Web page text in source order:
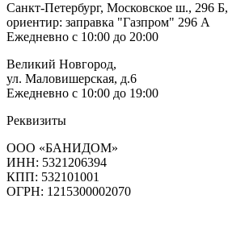
Санкт-Петербург, Московское ш., 296 Б,
ориентир: заправка "Газпром" 296 А
Ежедневно с 10:00 до 20:00
Великий Новгород,
ул. Маловишерская, д.6
Ежедневно с 10:00 до 19:00
Реквизиты
ООО «БАНИДОМ»
ИНН: 5321206394
КПП: 532101001
ОГРН: 1215300002070